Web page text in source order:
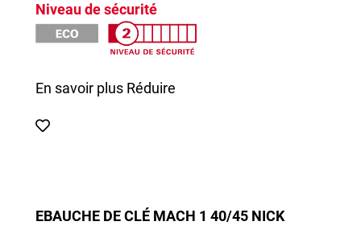
Niveau de sécurité
En savoir plus Réduire
EBAUCHE DE CLÉ MACH 1 40/45 NICK